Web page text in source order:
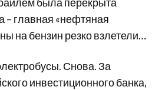
– главная «нефтяная
на бензин резко взлетели…
Снова. За
инвестиционного банка,